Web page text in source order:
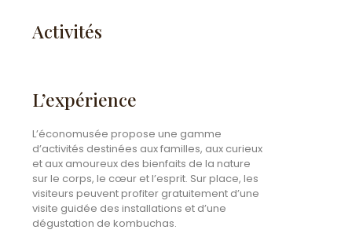
Activités
L’expérience
L’économusée propose une gamme
d’activités destinées aux familles, aux curieux
et aux amoureux des bienfaits de la nature
sur le corps, le cœur et l’esprit. Sur place, les
visiteurs peuvent profiter gratuitement d’une
visite guidée des installations et d’une
dégustation de kombuchas.